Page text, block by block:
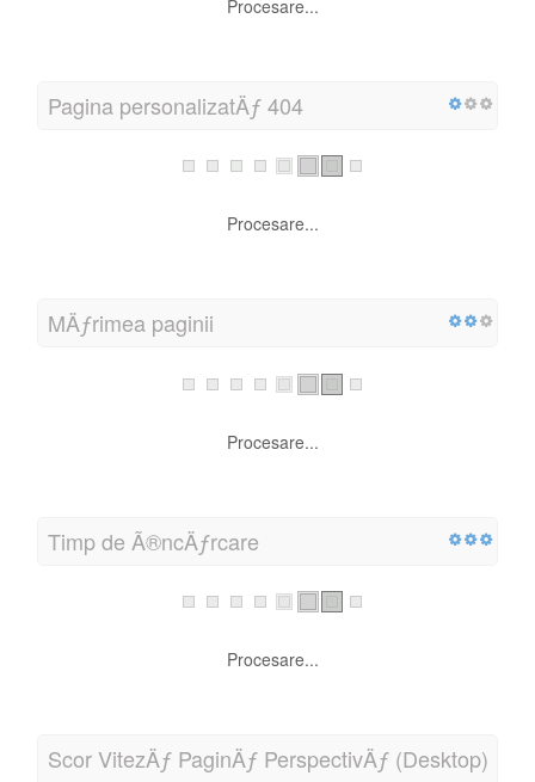
Procesare...
Pagina personalizatÄƒ 404
Procesare...
MÄƒrimea paginii
Procesare...
Timp de Ã®ncÄƒrcare
Procesare...
Scor VitezÄƒ PaginÄƒ PerspectivÄƒ (Desktop)